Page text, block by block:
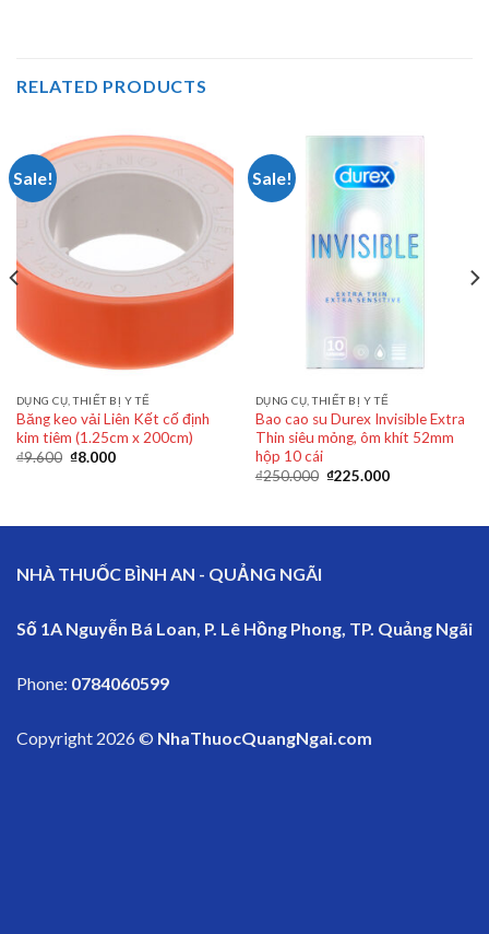
RELATED PRODUCTS
Sale!
DỤNG CỤ, THIẾT BỊ Y TẾ
Băng keo vải Liên Kết cố định
kim tiêm (1.25cm x 200cm)
₫9.600 ₫8.000
Sale!
DỤNG CỤ, THIẾT BỊ Y TẾ
Bao cao su Durex Invisible Extra
Thin siêu mỏng, ôm khít 52mm
hộp 10 cái
₫250.000 ₫225.000
NHÀ THUỐC BÌNH AN - QUẢNG NGÃI
Số 1A Nguyễn Bá Loan, P. Lê Hồng Phong, TP. Quảng Ngãi
Phone: 0784060599
Copyright 2026 © NhaThuocQuangNgai.com